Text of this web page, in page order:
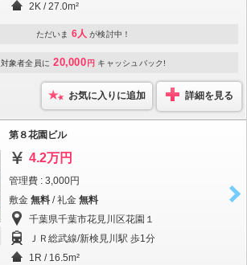
2K / 27.0m²
ただいま 6人 が検討中！
対象者全員に 20,000 円 キャッシュバック!
お気に入りに追加 詳細を見る
第８花園ビル
4.2万円
管理費 : 3,000円
敷金 無料 / 礼金 無料
千葉県千葉市花見川区花園１
ＪＲ総武線/新検見川駅 歩1分
1R / 16.5m²